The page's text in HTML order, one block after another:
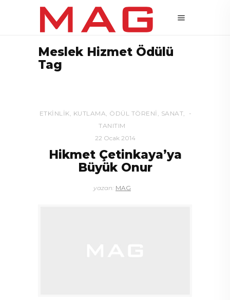
Meslek Hizmet Ödülü
Tag
ETKINLIK, KUTLAMA, ÖDÜL TÖRENI , SANAT,
TANITIM
22 Ocak 2014
Hikmet Çetinkaya’ya
Büyük Onur
yazan: MAG